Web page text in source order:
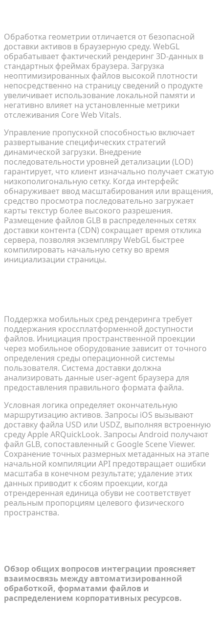
Обработка геометрии отличается от безопасной
доставки активов в браузерную среду. WebGL
обрабатывает фактический рендеринг 3D-данных в
стандартных фреймах браузера. Загрузка
неоптимизированных файлов высокой плотности
непосредственно на страницу сведений о продукте
увеличивает использование локальной памяти и
негативно влияет на установленные метрики
отслеживания Core Web Vitals.
Управление пропускной способностью включает
развертывание специфических стратегий
динамической загрузки. Внедрение
последовательности уровней детализации (LOD)
гарантирует, что клиент изначально получает сжатую
низкополигональную сетку. Когда интерфейс
обнаруживает ввод масштабирования или вращения,
средство просмотра последовательно загружает
карты текстур более высокого разрешения.
Размещение файлов GLB в распределенных сетях
доставки контента (CDN) сокращает время отклика
сервера, позволяя экземпляру WebGL быстрее
компилировать начальную сетку во время
инициализации страницы.
Поддержка мобильных сред рендеринга требует
поддержания кроссплатформенной доступности
файлов. Инициация пространственной проекции
через мобильное оборудование зависит от точного
определения среды операционной системы
пользователя. Система доставки должна
анализировать данные user-agent браузера для
предоставления правильного формата файла.
Условная логика определяет окончательную
маршрутизацию активов. Запросы iOS вызывают
доставку файла USD или USDZ, выполняя встроенную
среду Apple ARQuickLook. Запросы Android получают
файл GLB, сопоставленный с Google Scene Viewer.
Сохранение точных размерных метаданных на этапе
начальной компиляции API предотвращает ошибки
масштаба в конечном результате; удаление этих
данных приводит к сбоям проекции, когда
отрендеренная единица обуви не соответствует
реальным пропорциям целевого физического
пространства.
Обзор общих вопросов интеграции проясняет
взаимосвязь между автоматизированной
обработкой, форматами файлов и
распределением корпоративных ресурсов.